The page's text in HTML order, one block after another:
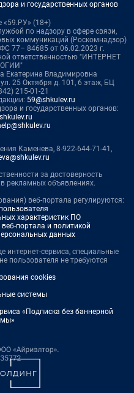
и государственных органов
«59.РУ» (18+)
по надзору в сфере связи,
коммуникаций (Роскомнадзор)
77– 84685 от 06.02.2023 г.
ответственностью "ИНТЕРНЕТ
Екатерина Владимировна
25 Октября д. 101, 6 этаж, БЦ
215-01-21
59@shkulev.ru
и государственных органов:
Каменева, 8-922-644-71-41,
за достоверность
рекламных объявлениях.
веб-портала регулируются:
характеристик ПО
портала и политикой
данных
интернет-сервиса, специальные
пользователя не требуются
cookies
системы
«Подписка без баннерной